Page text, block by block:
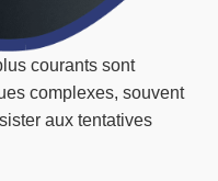
courants sont
complexes, souvent
aux tentatives